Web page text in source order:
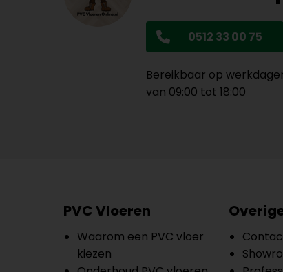
0512 33 00 75
Bereikbaar op
van 09:00 tot 18:00
PVC Vloeren
Waarom een PVC vloer
kiezen